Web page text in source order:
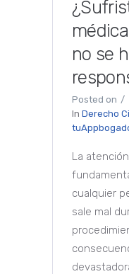
no se
Posted on
In Derecho
La
cualquier
sale mal